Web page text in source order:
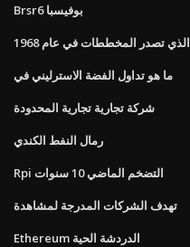
Brsr6 بوفيسبا
الذي تصدر المخططات في عام 1968
ما هو تداول الفضة الاسترليني في
شركة تجارية تجارية المحدودة
رمال النفط الكندي
Rpi التضخم الماضي 10 سنوات
تهدف الشركات المدرجة لمشاهدة
Ethereum الدردشة الحية